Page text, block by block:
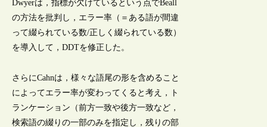
Dwyerは，指標が欠けているという点でBeall
の方法を批判し，エラー率（＝ある語が間違
って綴られている数/正しく綴られている数）
を導入して，DDTを修正した。
さらにCahnは，様々な語尾の形を含めること
によってエラー率が変わってくると考え，ト
ランケーション（前方一致や後方一致など，
検索語の綴りの一部のみを指定し，残りの部